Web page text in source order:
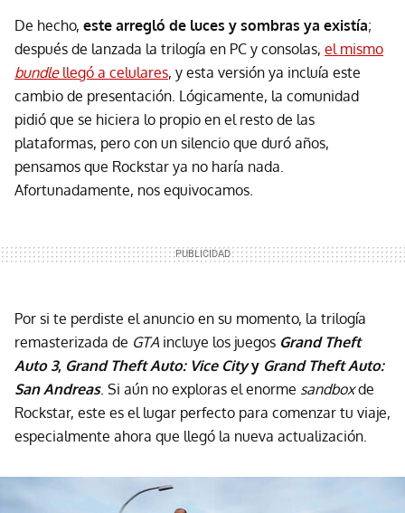
De hecho, este arregló de luces y sombras ya existía;
después de lanzada la trilogía en PC y consolas, el mismo
bundlellegó a celulares, y esta versión ya incluía este
cambio de presentación. Lógicamente, la comunidad
pidió que se hiciera lo propio en el resto de las
plataformas, pero con un silencio que duró años,
pensamos que Rockstar ya no haría nada.
Afortunadamente, nos equivocamos.
Por si te perdiste el anuncio en su momento, la trilogía
remasterizada de GTA incluye los juegos Grand Theft
Auto 3, Grand Theft Auto: Vice Cityy Grand Theft Auto:
San Andreas. Si aún no exploras el enorme sandboxde
Rockstar, este es el lugar perfecto para comenzar tu viaje,
especialmente ahora que llegó la nueva actualización.